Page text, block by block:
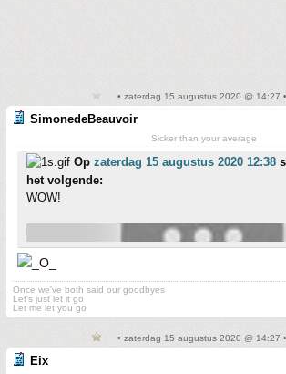
• zaterdag 15 augustus 2020 @ 14:27
SimonedeBeauvoir
Sicker than your average
Op zaterdag 15 augustus 2020 12:38
het volgende:
WOW!
Once we've both said our goodbyes
Let's just let it go
Let me let you go
• zaterdag 15 augustus 2020 @ 14:27
Eix